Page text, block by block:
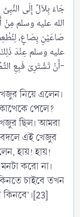
جَاءَ بِلاَلٌ إِلَى
الله عليه وسلم
صَاعَيْنِ بِصَاعٍ،
عليه وسلم عِنْدَ ذَلِكَ
أَنْ تَشْتَرِىَ فَبِعِ التَّمْرَ بِبَيْعٍ آخَرَ ثُمَّ اشْتَرِهِ-​
ছিল। আমরা
করো না।
চাইবে তখন